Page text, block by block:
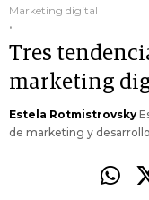
Marketing digital
.
Tres
marketing
Estela Rotmistrovsky
de marketing y